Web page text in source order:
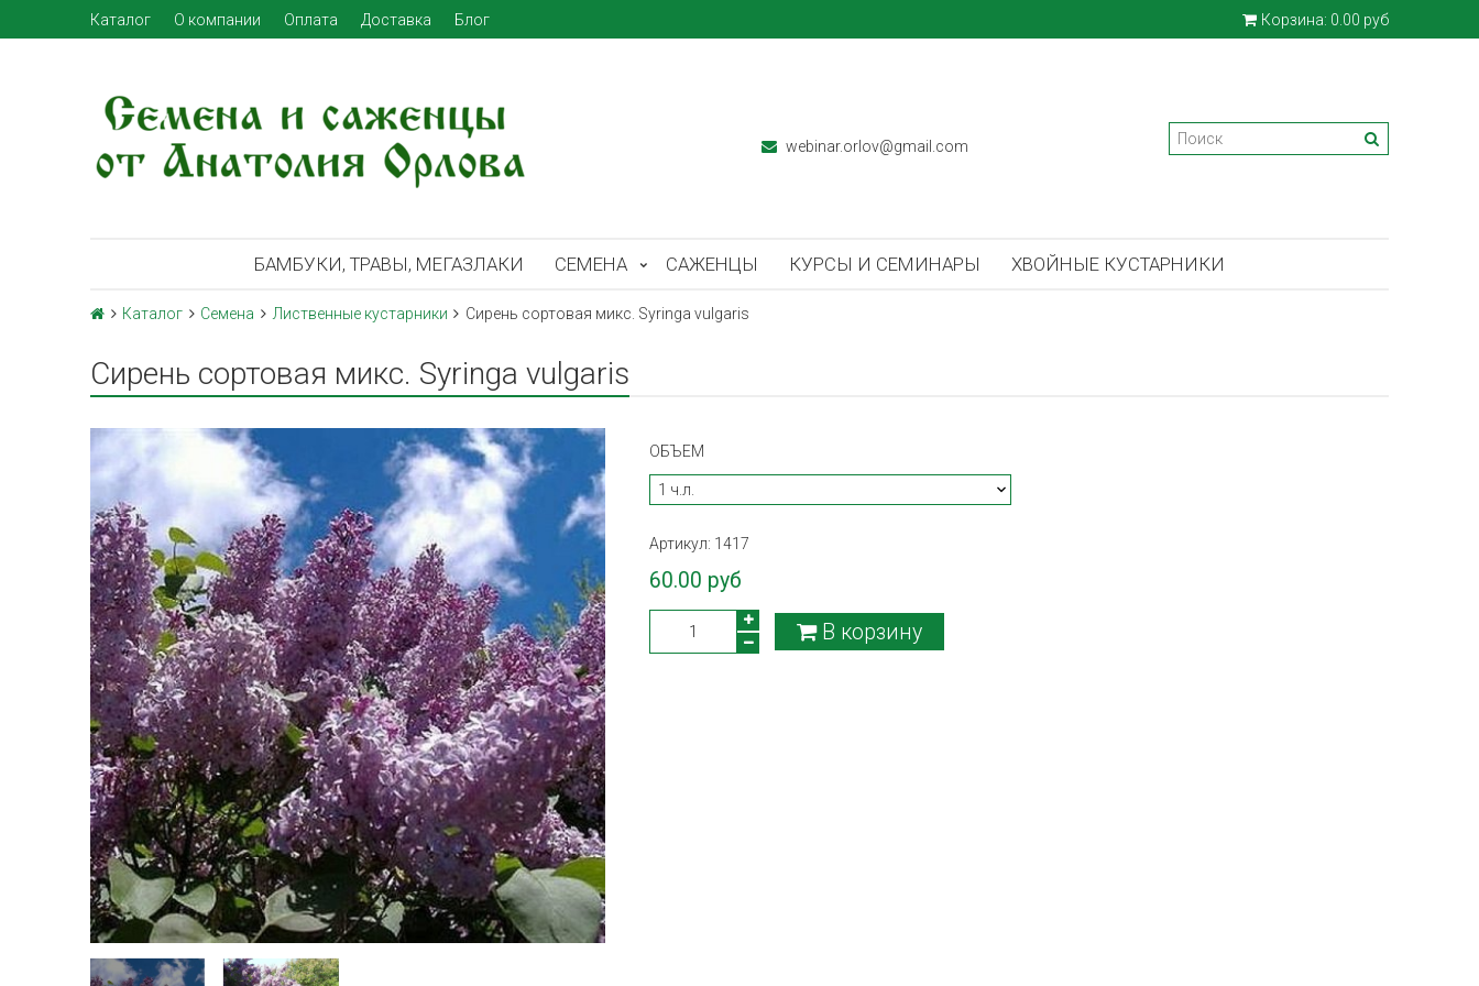
Каталог О компании Оплата Доставка Блог Корзина: 0.00 руб
webinar.orlov@gmail.com
БАМБУКИ, ТРАВЫ, МЕГАЗЛАКИ СЕМЕНА САЖЕНЦЫ КУРСЫ И СЕМИНАРЫ ХВОЙНЫЕ КУСТАРНИКИ
Каталог Семена Лиственные кустарники Сирень сортовая микс. Syringa vulgaris
Сирень сортовая микс. Syringa vulgaris
ОБЪЕМ
Артикул: 1417
60.00 руб
В корзину